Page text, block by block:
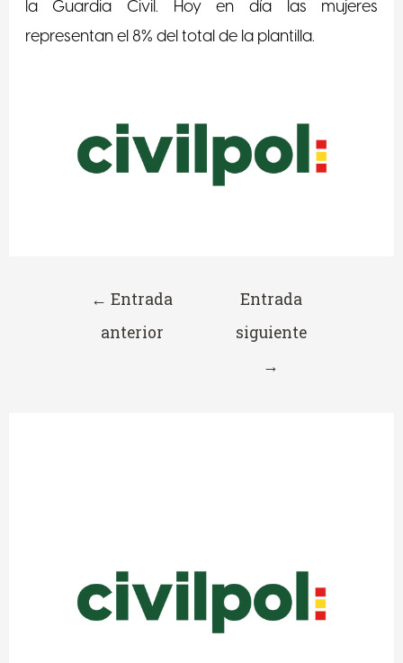
la Guardia Civil. Hoy en día las mujeres
representan el 8% del total de la plantilla.
← Entrada
anterior
Entrada
siguiente
→